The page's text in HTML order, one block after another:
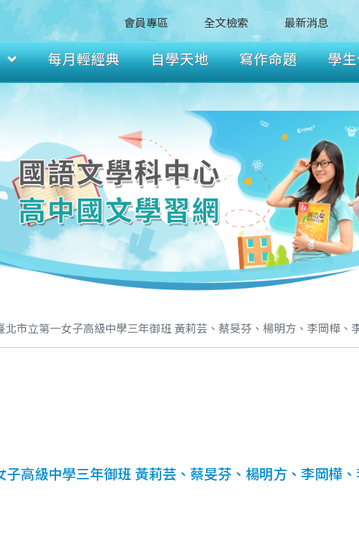
會員專區 全文檢索 最新消息
每月輕經典 自學天地 寫作命題 學
北市立第一女子高級中學三年御班 黃莉芸、蔡旻芬、楊明方、李岡樺、
高級中學三年御班 黃莉芸、蔡旻芬、楊明方、李岡樺